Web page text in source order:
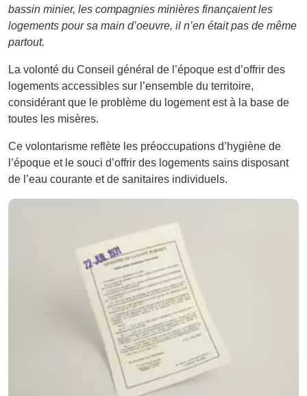
bassin minier, les compagnies minières finançaient les
logements pour sa main d’oeuvre, il n’en était pas de même
partout.
La volonté du Conseil général de l’époque est d’offrir des
logements accessibles sur l’ensemble du territoire,
considérant que le problème du logement est à la base de
toutes les misères.
Ce volontarisme reflète les préoccupations d’hygiène de
l’époque et le souci d’offrir des logements sains disposant
de l’eau courante et de sanitaires individuels.